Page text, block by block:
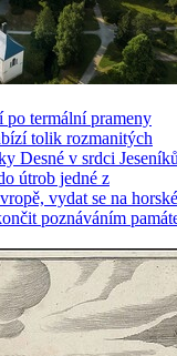
po termální prameny
tolik rozmanitých
Desné v srdci
útrob jedné z
vydat se na horské
poznáváním